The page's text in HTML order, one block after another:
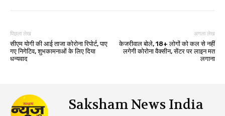
पिछला लेख
सीएम योगी की आई ताजा कोरोना रिपोर्ट, पाए
गए निगेटिव, शुभकामनाओं के लिए दिया
धन्यवाद
अगला लेख
केजरीवाल बोले, 18+ लोगों को कल से नहीं
लगेगी कोरोना वैक्सीन, सेंटर पर लाइन मत
लगाना
Saksham News India